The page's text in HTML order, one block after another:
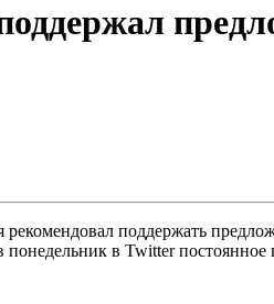
поддержать
в Twitter